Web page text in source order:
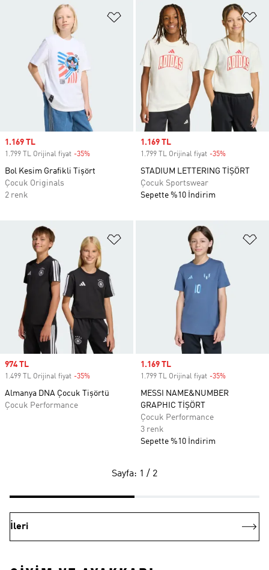
Favori Listesine Ekle
Sale price
1.169 TL
1.799 TL Orijinal fiyat -35%
Bol Kesim Grafikli Tişört
Çocuk Originals
2 renk
Sale price
1.169 TL
1.799 TL Orijinal fiyat -35%
STADIUM LETTERING TİŞÖRT
Çocuk Sportswear
Sepette %10 İndirim
Favori Listesine Ekle
Sale price
974 TL
1.499 TL Orijinal fiyat -35%
Almanya DNA Çocuk Tişörtü
Çocuk Performance
Sale price
1.169 TL
1.799 TL Orijinal fiyat -35%
MESSI NAME&NUMBER
GRAPHIC TİŞÖRT
Çocuk Performance
3 renk
Sepette %10 İndirim
Sayfa: 1 / 2
İleri